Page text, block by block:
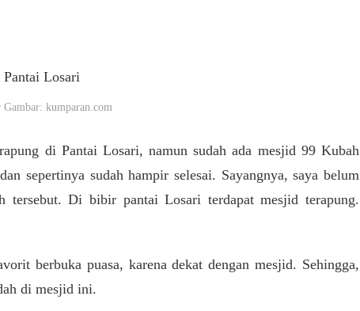
Gambar: kumparan.com
di Pantai Losari, namun sudah ada mesjid 99 Kubah
sepertinya sudah hampir selesai. Sayangnya, saya belum
tersebut. Di bibir pantai Losari terdapat mesjid terapung.
berbuka puasa, karena dekat dengan mesjid. Sehingga,
di mesjid ini.